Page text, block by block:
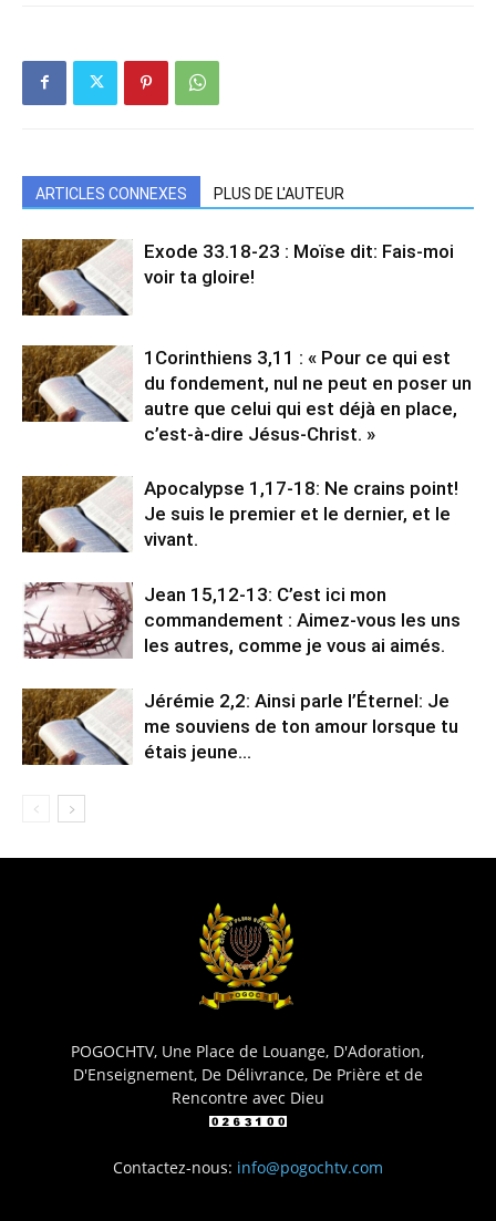
ARTICLES CONNEXES PLUS DE L'AUTEUR
Exode 33.18-23 : Moïse dit: Fais-moi
voir ta gloire!
1Corinthiens 3,11 : « Pour ce qui est
du fondement, nul ne peut en poser un
autre que celui qui est déjà en place,
c’est-à-dire Jésus-Christ. »
Apocalypse 1,17-18: Ne crains point!
Je suis le premier et le dernier, et le
vivant.
Jean 15,12-13: C’est ici mon
commandement : Aimez-vous les uns
les autres, comme je vous ai aimés.
Jérémie 2,2: Ainsi parle l’Éternel: Je
me souviens de ton amour lorsque tu
étais jeune…
POGOCHTV, Une Place de Louange, D'Adoration,
D'Enseignement, De Délivrance, De Prière et de
Rencontre avec Dieu
Contactez-nous: info@pogochtv.com